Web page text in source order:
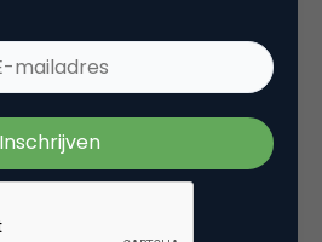
Maurits “Er zit een dode
Kaptein je meer vertelt over
beïnvloeding (tip: eind
boekDigitale Verleiding uit!).